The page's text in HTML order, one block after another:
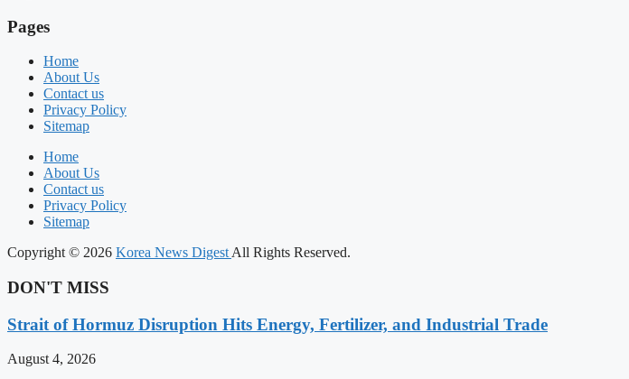
Pages
Home
About Us
Contact us
Privacy Policy
Sitemap
Home
About Us
Contact us
Privacy Policy
Sitemap
Copyright © 2026 Korea News Digest All Rights Reserved.
DON'T MISS
Strait of Hormuz Disruption Hits Energy, Fertilizer, and Industrial Trade
August 4, 2026